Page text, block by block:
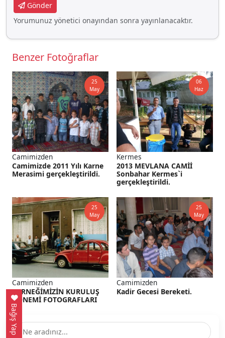
Bağış Yap
Gönder
Yorumunuz yönetici onayından sonra yayınlanacaktır.
Benzer Fotoğraflar
25
May
Camimizden
Camimizde 2011 Yılı Karne
Merasimi gerçekleştirildi.
06
Haz
Kermes
2013 MEVLANA CAMİİ
Sonbahar Kermes`i
gerçekleştirildi.
25
May
Camimizden
DERNEĞİMİZİN KURULUŞ
DÖNEMİ FOTOGRAFLARI
25
May
Camimizden
Kadir Gecesi Bereketi.